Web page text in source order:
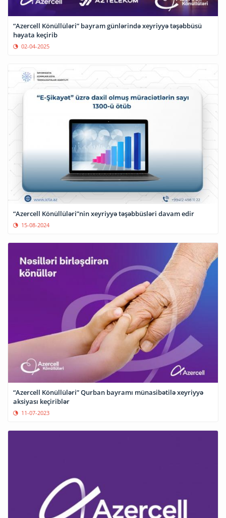
“Azercell Könüllüləri” bayram günlərində xeyriyyə təşəbbüsü
həyata keçirib
02-04-2025
“Azercell Könüllüləri”nin xeyriyyə təşəbbüsləri davam edir
15-08-2024
“Azercell Könüllüləri” Qurban bayramı münasibətilə xeyriyyə
aksiyası keçiriblər
11-07-2023